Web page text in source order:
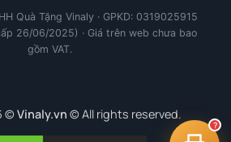
Quà Tặng Vinaly · GPKD: 0319025915
26/06/2025) · Giá trên web chưa bao
gồm VAT.
© Vinaly.vn © All rights reserved.
tư vấn công nghệ in
?